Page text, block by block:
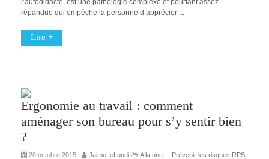
l’autodidacte, est une pathologie complexe et pourtant assez
répandue qui empêche la personne d’apprécier ...
Lire +
Ergonomie au travail : comment
aménager son bureau pour s’y sentir bien
?
20 octobre 2015 JaimeLeLundi A la une... Prévenir les risques RPS